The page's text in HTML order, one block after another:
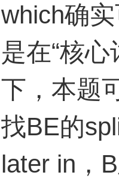
which确
是在“核
下，本题
找BE的
later in，